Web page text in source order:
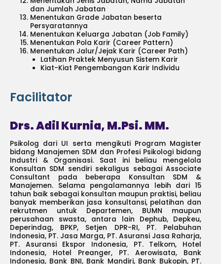
dan Jumlah Jabatan
Menentukan Grade Jabatan beserta
Persyaratannya
Menentukan Keluarga Jabatan (Job Family)
Menentukan Pola Karir (Career Pattern)
Menentukan Jalur/Jejak Karir (Career Path)
Latihan Praktek Menyusun Sistem Karir
Kiat-Kiat Pengembangan Karir Individu
Facilitator
Drs. Adil Kurnia, M.Psi. MM.
Psikolog dari UI serta mengikuti Program Magister
bidang Manajemen SDM dan Profesi Psikologi bidang
Industri & Organisasi. Saat ini beliau mengelola
Konsultan SDM sendiri sekaligus sebagai Associate
Consultant pada beberapa Konsultan SDM &
Manajemen. Selama pengalamannya lebih dari 15
tahun baik sebagai konsultan maupun praktisi, beliau
banyak memberikan jasa konsultansi, pelatihan dan
rekrutmen untuk Departemen, BUMN maupun
perusahaan swasta, antara lain Dephub, Depkeu,
Deperindag, BPKP, Setjen DPR-RI, PT. Pelabuhan
Indonesia, PT. Jasa Marga, PT. Asuransi Jasa Raharja,
PT. Asuransi Ekspor Indonesia, PT. Telkom, Hotel
Indonesia, Hotel Preanger, PT. Aerowisata, Bank
Indonesia, Bank BNI, Bank Mandiri, Bank Bukopin, PT.